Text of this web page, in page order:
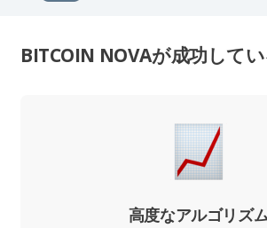
BITCOIN NOVAが成功して
高度なアルゴリズ